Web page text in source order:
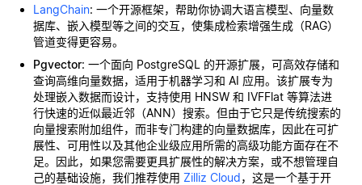
LangChain: 一个开源框架，帮助你协调大语言模型、向量数
据库、嵌入模型等之间的交互，使集成检索增强生成（RAG）
管道变得更容易。
Pgvector: 一个面向 PostgreSQL 的开源扩展，可高效存储和
查询高维向量数据，适用于机器学习和 AI 应用。该扩展专为
处理嵌入数据而设计，支持使用 HNSW 和 IVFFlat 等算法进
行快速的近似最近邻（ANN）搜索。但由于它只是传统搜索的
向量搜索附加组件，而非专门构建的向量数据库，因此在可扩
展性、可用性以及其他企业级应用所需的高级功能方面存在不
足。因此，如果您需要更具扩展性的解决方案，或不想管理自
己的基础设施，我们推荐使用 Zilliz Cloud，这是一个基于开